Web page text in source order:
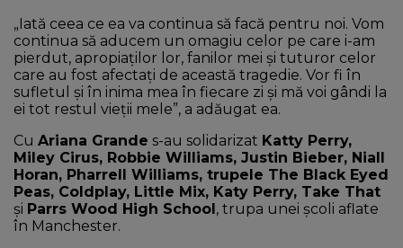
„Iată ceea ce ea va continua să facă pentru noi. Vom
continua să aducem un omagiu celor pe care i-am
pierdut, apropiaților lor, fanilor mei și tuturor celor
care au fost afectați de această tragedie. Vor fi în
sufletul și în inima mea în fiecare zi și mă voi gândi la
ei tot restul vieții mele”, a adăugat ea.
Cu Ariana Grande s-au solidarizat Katty Perry,
Miley Cirus, Robbie Williams, Justin Bieber, Niall
Horan, Pharrell Williams, trupele The Black Eyed
Peas, Coldplay, Little Mix, Katy Perry, Take That
și Parrs Wood High School, trupa unei școli aflate
în Manchester.